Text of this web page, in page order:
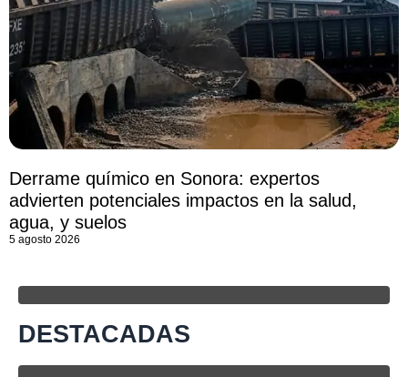
Derrame químico en Sonora: expertos
advierten potenciales impactos en la salud,
agua, y suelos
5 agosto 2026
DESTACADAS